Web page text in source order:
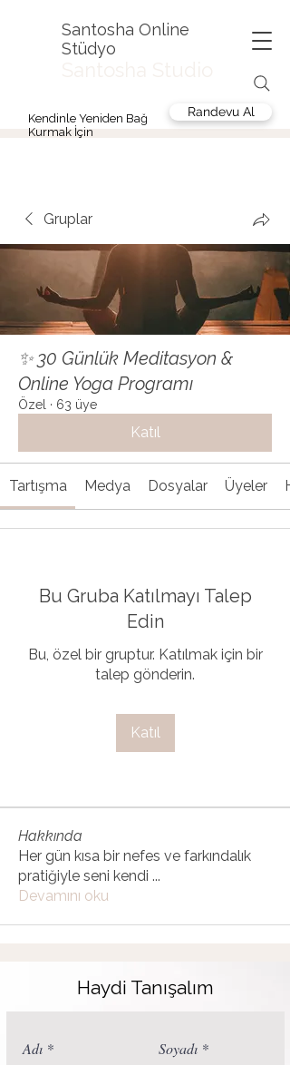
Santosha Online
Stüdyo
Kendinle Yeniden Bağ
Kurmak İçin
Randevu Al
Gruplar
✨ 30 Günlük Meditasyon &
Online Yoga Programı
Özel · 63 üye
Katıl
Tartışma Medya Dosyalar Üyeler
Bu Gruba Katılmayı Talep
Edin
Bu, özel bir gruptur. Katılmak için bir
talep gönderin.
Katıl
Hakkında
Her gün kısa bir nefes ve farkındalık
pratiğiyle seni kendi ...
Devamını oku
Haydi Tanışalım
Adı Soyadı